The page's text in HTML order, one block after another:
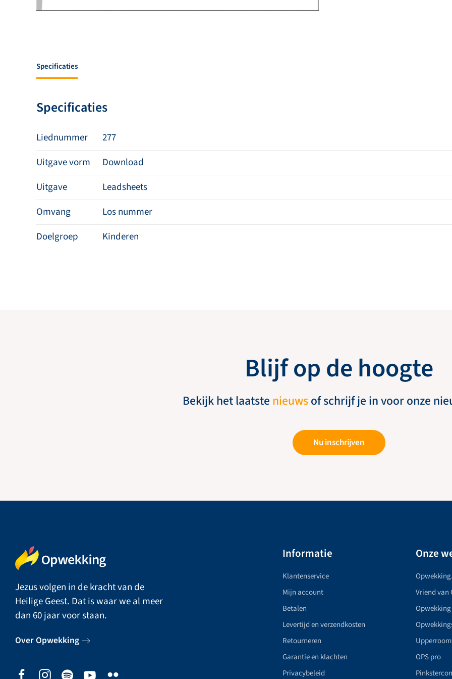
Specificaties
Specificaties
Liednummer
277
Uitgave vorm
Download
Uitgave
Leadsheets
Omvang
Los nummer
Doelgroep
Kinderen
Blijf op de hoogte
Bekijk het laatste nieuwsof schrijf je in voor onze
Nu inschrijven
Jezus volgen in de kracht van de
Heilige Geest. Dat is waar we al meer
dan 60 jaar voor staan.
Over Opwekking
Informatie
Klantenservice
Mijn account
Betalen
Levertijd en verzendkosten
Retourneren
Garantie en klachten
Privacybeleid
Onze
Vriend van
Upperroom
OPS pro